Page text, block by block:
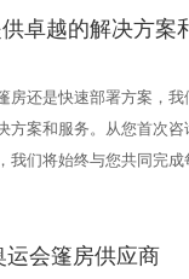
卓越的解决方案
房还是快速部署方案，我
方案和服务。从您首次咨
我们将始终与您共同完成
会篷房供应商